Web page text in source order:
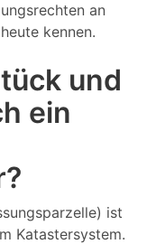
an
kennen.
und
ein
ist
Katastersystem.